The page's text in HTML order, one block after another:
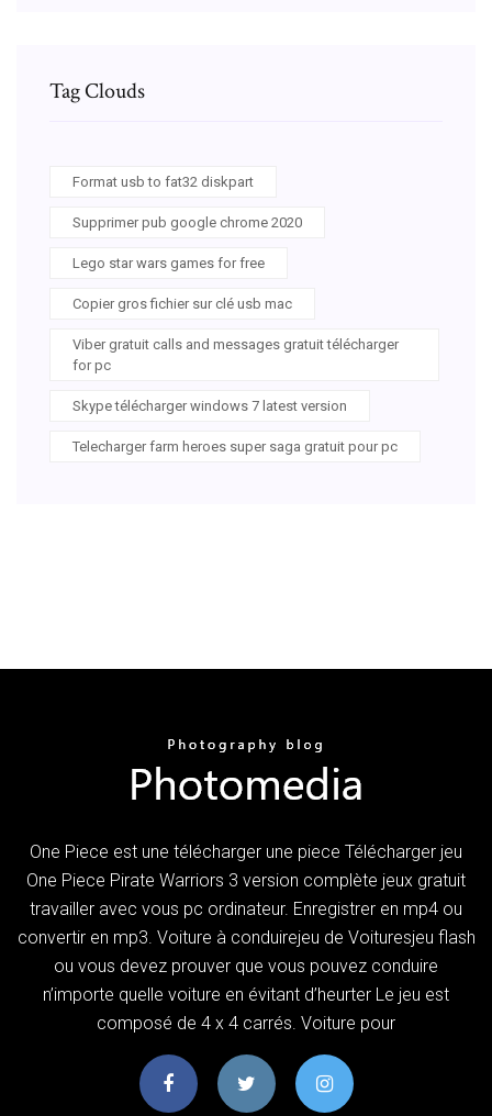
Tag Clouds
Format usb to fat32 diskpart
Supprimer pub google chrome 2020
Lego star wars games for free
Copier gros fichier sur clé usb mac
Viber gratuit calls and messages gratuit télécharger
for pc
Skype télécharger windows 7 latest version
Telecharger farm heroes super saga gratuit pour pc
One Piece est une télécharger une piece Télécharger jeu
One Piece Pirate Warriors 3 version complète jeux gratuit
travailler avec vous pc ordinateur. Enregistrer en mp4 ou
convertir en mp3. Voiture à conduirejeu de Voituresjeu flash
ou vous devez prouver que vous pouvez conduire
n’importe quelle voiture en évitant d’heurter Le jeu est
composé de 4 x 4 carrés. Voiture pour